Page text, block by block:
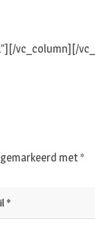
vc_column][/
met *